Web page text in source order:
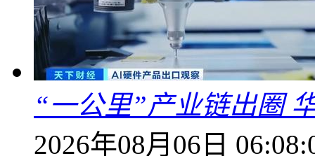
“一公里”产业链出圈
2026年08月06日